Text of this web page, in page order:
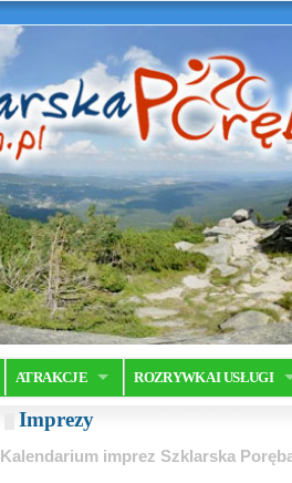
ATRAKCJE ROZRYWKA I USŁUGI
Imprezy
Kalendarium imprez Szklarska